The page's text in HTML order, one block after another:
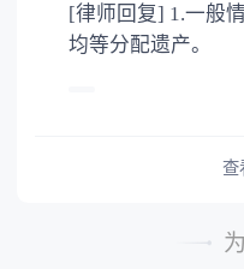
公证。
[律师回复] 1.一般情况下，同一顺序的各继承人
均等分配遗产。 2.同一顺序继承人继承遗产
或者与被继承人共
的继承人，不尽扶
查